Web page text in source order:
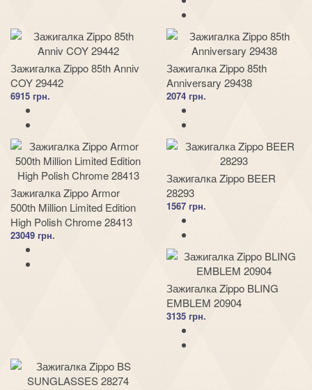
Зажигалка Zippo 85th Anniv
COY 29442
6915 грн.
Зажигалка Zippo 85th
Anniversary 29438
2074 грн.
Зажигалка Zippo Armor
500th Million Limited Edition
High Polish Chrome 28413
23049 грн.
Зажигалка Zippo BEER
28293
1567 грн.
Зажигалка Zippo BLING
EMBLEM 20904
3135 грн.